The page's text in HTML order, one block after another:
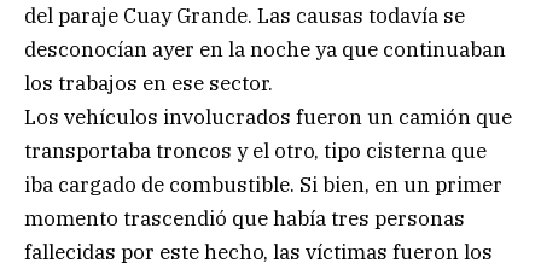
del paraje Cuay Grande. Las causas todavía se
desconocían ayer en la noche ya que continuaban
los trabajos en ese sector.
Los vehículos involucrados fueron un camión que
transportaba troncos y el otro, tipo cisterna que
iba cargado de combustible. Si bien, en un primer
momento trascendió que había tres personas
fallecidas por este hecho, las víctimas fueron los